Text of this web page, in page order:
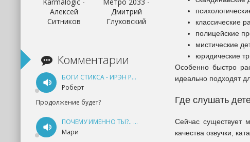
классические
полицейские
мистические
юридические
Особенно быстро
идеально подходят
Где слушать
Сейчас существует
качества озвучки,
Алексей
Ситников
Дмитрий
Глуховский
Комментарии
БОГИ СТИКСА - ИРЭН РУДКЕВИЧ
Роберт
Продолжение будет?
ПОЧЕМУ ИМЕННО ТЫ?.. КНИГА 1 - ЕКАТЕРИНА ЮДИНА
Мари